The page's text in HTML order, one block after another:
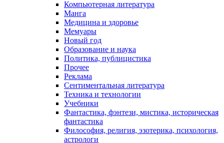
Компьютерная литература
Манга
Медицина и здоровье
Мемуары
Новый год
Образование и наука
Политика, публицистика
Прочее
Реклама
Сентиментальная литература
Техника и технологии
Учебники
Фантастика, фэнтези, мистика, историческая
фантастика
Философия, религия, эзотерика, психология,
астрологи